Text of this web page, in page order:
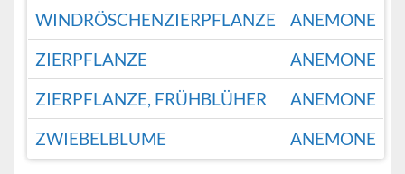
WINDRÖSCHENZIERPFLANZE
ANEMONE
ZIERPFLANZE
ANEMONE
ZIERPFLANZE, FRÜHBLÜHER
ANEMONE
ZWIEBELBLUME
ANEMONE